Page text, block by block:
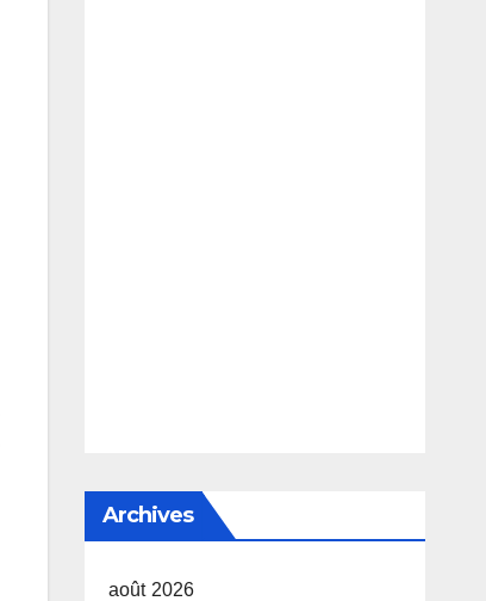
Archives
août 2026